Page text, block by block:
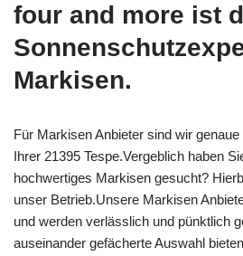
four and more ist
Markisen.
Für Markisen Anbieter sind wir
Ihrer 21395 Tespe.Vergeblich haben
hochwertiges Markisen gesucht?
unser Betrieb.Unsere Markisen
und werden verlässlich und pünktlich
auseinander gefächerte Auswahl